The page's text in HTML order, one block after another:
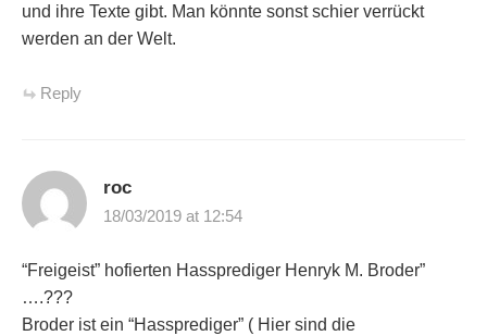
und ihre Texte gibt. Man könnte sonst schier verrückt
werden an der Welt.
Reply
roc
18/03/2019 at 12:54
“Freigeist” hofierten Hassprediger Henryk M. Broder”
….???
Broder ist ein “Hassprediger” ( Hier sind die